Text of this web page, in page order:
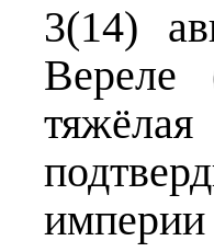
3(14)
Вереле